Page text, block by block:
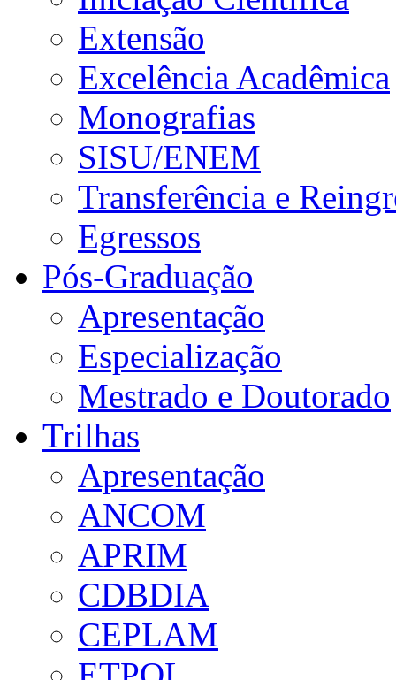
Extensão
Excelência Acadêmica
Monografias
SISU/ENEM
Transferência e
Egressos
Pós-Graduação
Apresentação
Especialização
Mestrado e Doutorado
Trilhas
Apresentação
ANCOM
APRIM
CDBDIA
CEPLAM